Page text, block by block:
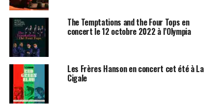
The Temptations and the Four Tops en
concert le 12 octobre 2022 à l’Olympia
Les Frères Hanson en concert cet été à La
Cigale